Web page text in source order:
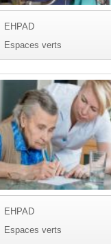
EHPAD
Espaces verts
EHPAD
Espaces verts